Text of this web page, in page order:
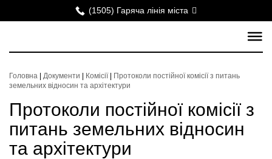
(1505) Гаряча лінія міста
Головна Документи Комісії|
Протоколи постійної комісії з питань
земельних відносин та архітектури
Протоколи постійної комісії з
питань земельних відносин
та архітектури